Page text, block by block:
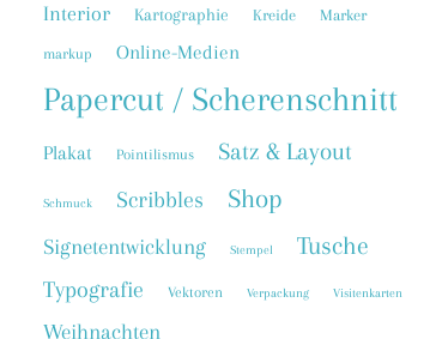
Interior Kartographie Kreide Marker
markup Online-Medien
Papercut / Scherenschnitt
Plakat Pointilismus Satz & Layout
Schmuck Scribbles Shop
Signetentwicklung Stempel Tusche
Typografie Vektoren Verpackung Visitenkarten
Weihnachten